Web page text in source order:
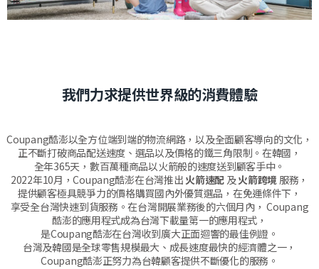
我們力求提供世界級的消費體驗
Coupang酷澎以全方位端到端的物流網路，以及全面顧客導向的文化，
正不斷打破商品配送速度、選品以及價格的鐵三角限制。在韓國，
全年365天，數百萬種商品以火箭般的速度送到顧客手中。
2022年10月，Coupang酷澎在台灣推出 火箭速配 及火箭跨境 服務，
提供顧客極具競爭力的價格購買國內外優質選品，在免運條件下，
享受全台灣快速到貨服務。在台灣開展業務後的六個月內， Coupang
酷澎的應用程式成為台灣下載量第一的應用程式，
是Coupang酷澎在台灣收到廣大正面迴響的最佳例證。
台灣及韓國是全球零售規模最大、成長速度最快的經濟體之一，
Coupang酷澎正努力為台韓顧客提供不斷優化的服務。